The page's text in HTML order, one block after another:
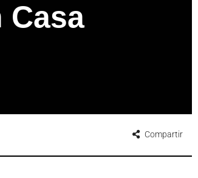
Casa
Compartir